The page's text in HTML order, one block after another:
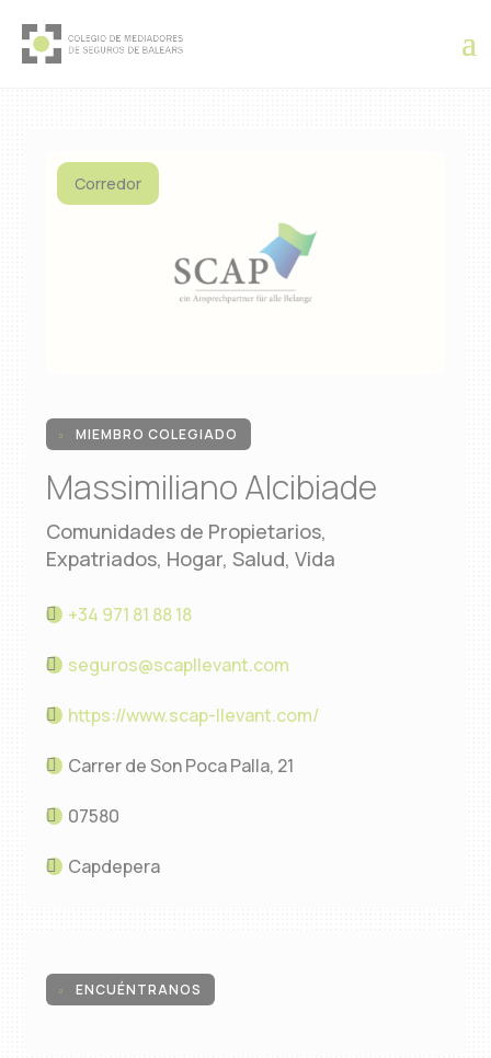
Corredor
 MIEMBRO COLEGIADO
Massimiliano Alcibiade
Comunidades de Propietarios,
Expatriados, Hogar, Salud, Vida
+34 971 81 88 18
seguros@scapllevant.com
https://www.scap-llevant.com/
Carrer de Son Poca Palla, 21
07580
Capdepera
 ENCUÉNTRANOS